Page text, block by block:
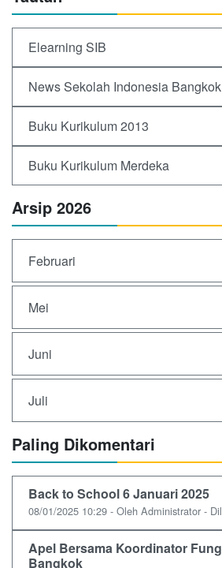
Elearning SIB
News Sekolah Indonesia Bangkok
Buku Kurikulum 2013
Buku Kurikulum Merdeka
Arsip 2026
Februari
Mei
Juni
Juli
Paling Dikomentari
Back to School 6 Januari 2025
08/01/2025 10:29 - Oleh Administrator -
Apel Bersama Koordinator
Bangkok